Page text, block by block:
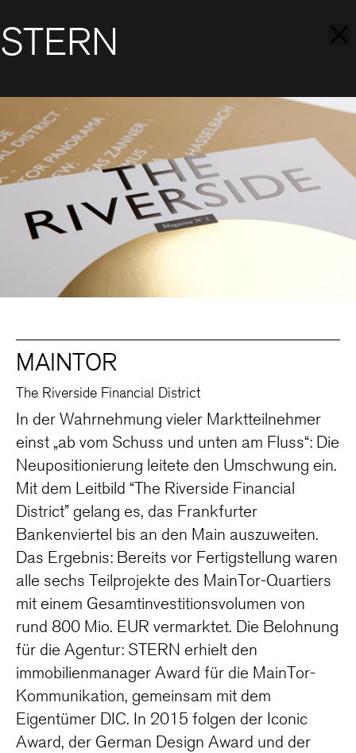
STERN
MAINTOR
The Riverside Financial District
In der Wahrnehmung vieler Marktteilnehmer
einst „ab vom Schuss und unten am Fluss“: Die
Neupositionierung leitete den Umschwung ein.
Mit dem Leitbild “The Riverside Financial
District” gelang es, das Frankfurter
Bankenviertel bis an den Main auszuweiten.
Das Ergebnis: Bereits vor Fertigstellung waren
alle sechs Teilprojekte des MainTor-Quartiers
mit einem Gesamtinvestitionsvolumen von
rund 800 Mio. EUR vermarktet. Die Belohnung
für die Agentur: STERN erhielt den
immobilienmanager Award für die MainTor-
Kommunikation, gemeinsam mit dem
Eigentümer DIC. In 2015 folgen der Iconic
Award, der German Design Award und der